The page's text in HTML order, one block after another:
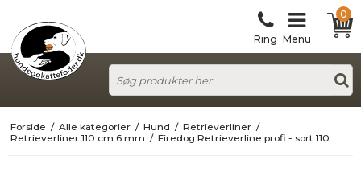
Ring Menu
0
Forside / Alle kategorier / Hund / Retrieverliner /
Retrieverliner 110 cm 6 mm / Firedog Retrieverline profi - sort 110